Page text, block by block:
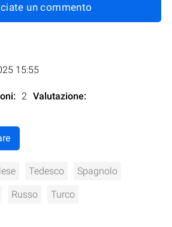
un commento
15:55
2 Valutazione:
Tedesco Spagnolo
Russo Turco